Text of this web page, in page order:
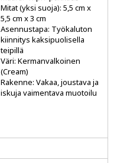
Mitat (yksi suoja): 5,5 cm x
5,5 cm x 3 cm
Asennustapa: Työkaluton
kiinnitys kaksipuolisella
teipillä
Väri: Kermanvalkoinen
(Cream)
Rakenne: Vakaa, joustava ja
iskuja vaimentava muotoilu